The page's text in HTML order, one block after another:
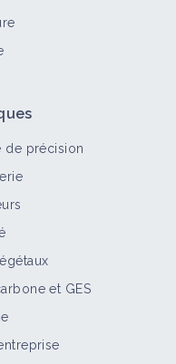
de précision
et GES